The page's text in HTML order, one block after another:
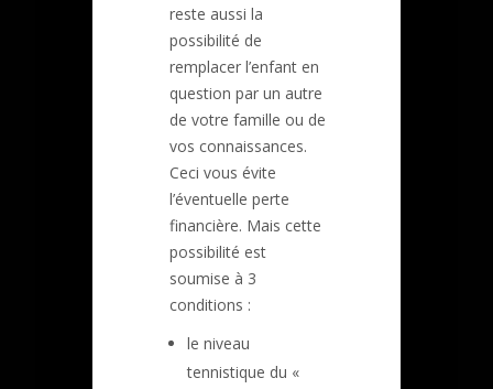
reste aussi la
possibilité de
remplacer l’enfant en
question par un autre
de votre famille ou de
vos connaissances.
Ceci vous évite
l’éventuelle perte
financière. Mais cette
possibilité est
soumise à 3
conditions :
le niveau
tennistique du «